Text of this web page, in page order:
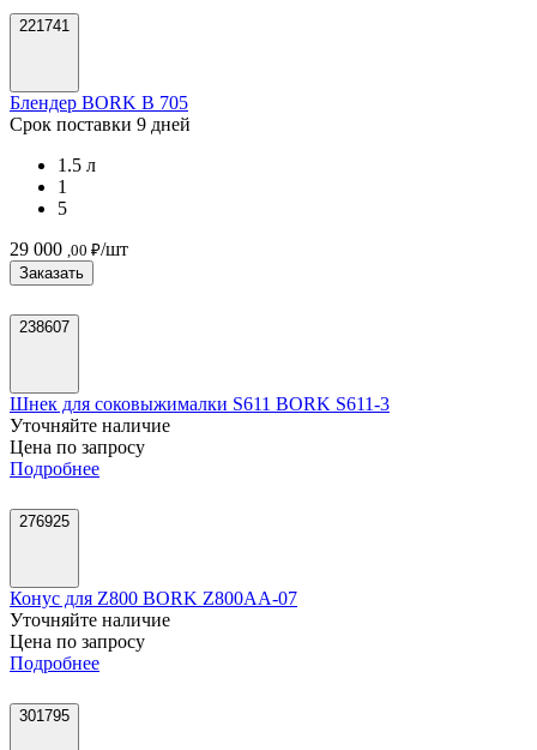
221741
Блендер BORK B 705
Срок поставки 9 дней
1.5 л
1
5
29 000 ,00 ₽/шт
Заказать
238607
Шнек для соковыжималки S611 BORK S611-3
Уточняйте наличие
Цена по запросу
Подробнее
276925
Конус для Z800 BORK Z800AA-07
Уточняйте наличие
Цена по запросу
Подробнее
301795